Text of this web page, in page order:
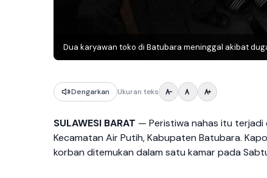
Dua karyawan toko di Batubara meninggal akibat
Dengarkan Ukuran teks
SULAWESI BARAT — Peristiwa nahas itu terjadi
Kecamatan Air Putih, Kabupaten Batubara.
korban ditemukan dalam satu kamar pada